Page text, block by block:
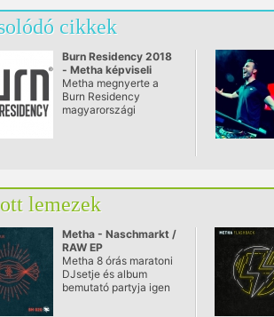
cikkek
Burn Residency 2018
- Metha képviseli
országunkat
Metha megnyerte a
Burn Residency
magyarországi
főnyereményért Ibizán!
lemezek
Metha - Naschmarkt /
RAW EP
Metha 8 órás maratoni
DJsetje és album
bemutató partyja igen